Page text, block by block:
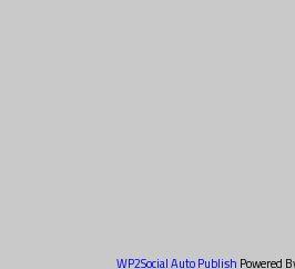
WP2Social Auto Publish Powered